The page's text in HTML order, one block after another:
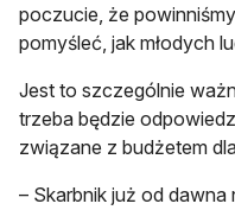
poczucie, że
pomyśleć, jak młodych
Jest to szczególnie
trzeba będzie
związane z budżetem
– Skarbnik już od